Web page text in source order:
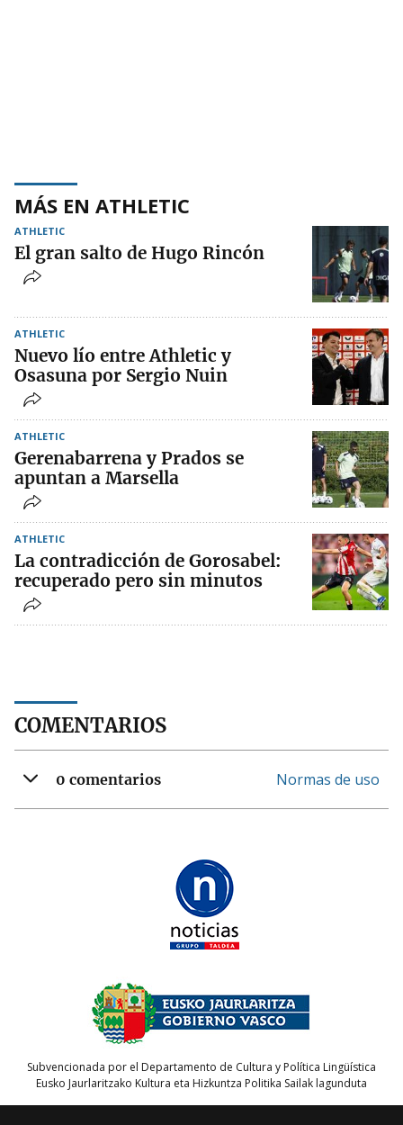
MÁS EN ATHLETIC
ATHLETIC
El gran salto de Hugo Rincón
ATHLETIC
Nuevo lío entre Athletic y
Osasuna por Sergio Nuin
ATHLETIC
Gerenabarrena y Prados se
apuntan a Marsella
ATHLETIC
La contradicción de Gorosabel:
recuperado pero sin minutos
COMENTARIOS
0 comentarios Normas de uso
Subvencionada por el Departamento de Cultura y Política Lingüística
Eusko Jaurlaritzako Kultura eta Hizkuntza Politika Sailak lagunduta